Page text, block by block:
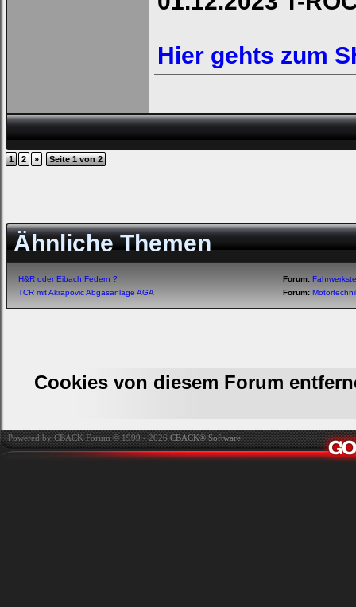
Hier gehts zum
1 2 » Seite 1 von 2
Ähnliche Themen
H&R oder Eibach Federn ? Forum:
TCR mit Akrapovic Abgasanlage AGA
Forum:
Cookies von diesem Forum
Powered by CBACK Forum © 1999 - 2026CBACK® Software